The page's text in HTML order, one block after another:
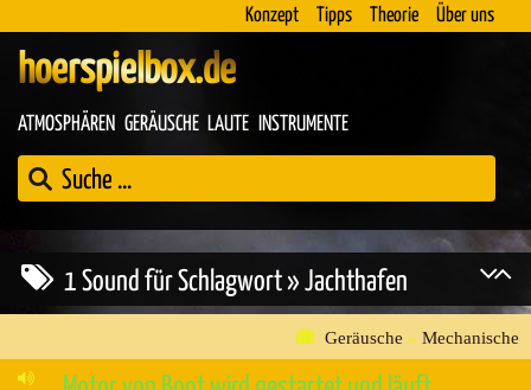
Konzept Tipps Theorie Über uns
hoerspielbox.de
ATMOSPHÄREN GERÄUSCHE LAUTE INSTRUMENTE
1 Sound für Schlagwort » Jachthafen
Geräusche » Mechanische